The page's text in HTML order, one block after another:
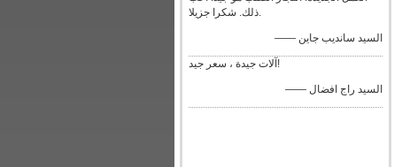
ذلك. شكرا جزيلا.
—— السيد سانديب جاين
آلات جيدة ، سعر جيد!
—— السيد راج افضال